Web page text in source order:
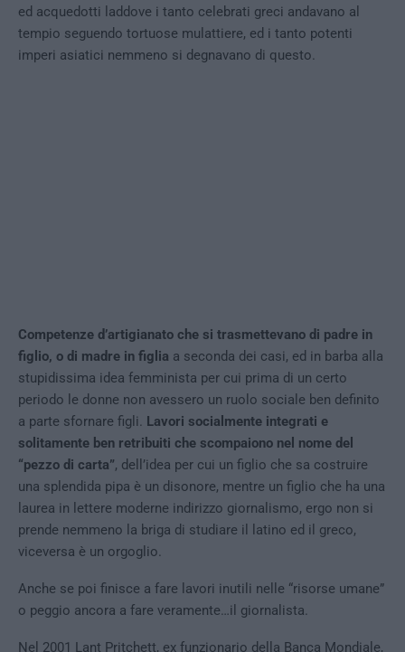
ed acquedotti laddove i tanto celebrati greci andavano al
tempio seguendo tortuose mulattiere, ed i tanto potenti
imperi asiatici nemmeno si degnavano di questo.
Competenze d’artigianato che si trasmettevano di padre in
figlio, o di madre in figlia a seconda dei casi, ed in barba alla
stupidissima idea femminista per cui prima di un certo
periodo le donne non avessero un ruolo sociale ben definito
a parte sfornare figli. Lavori socialmente integrati e
solitamente ben retribuiti che scompaiono nel nome del
“pezzo di carta”, dell’idea per cui un figlio che sa costruire
una splendida pipa è un disonore, mentre un figlio che ha una
laurea in lettere moderne indirizzo giornalismo, ergo non si
prende nemmeno la briga di studiare il latino ed il greco,
viceversa è un orgoglio.
Anche se poi finisce a fare lavori inutili nelle “risorse umane”
o peggio ancora a fare veramente…il giornalista.
Nel 2001 Lant Pritchett, ex funzionario della Banca Mondiale,